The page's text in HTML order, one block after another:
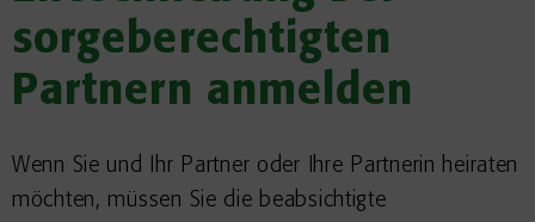
sorgeberechtigten
Partnern anmelden
Wenn Sie und Ihr Partner oder Ihre Partnerin heiraten
möchten, müssen Sie die beabsichtigte